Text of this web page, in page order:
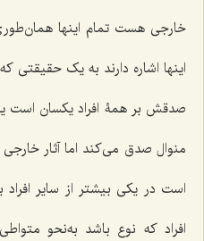
خارجى هست تمام اینها
اینها اشاره دارند به یک
صدقش بر همۀ افراد یکسان است
منوال صدق مى‌کند اما آثار
است در یکى بیشتر از سایر
افراد که نوع باشد به‌نحو